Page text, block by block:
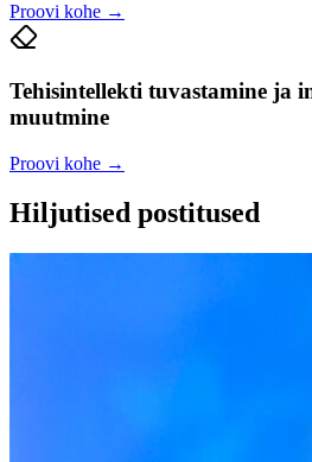
Proovi kohe →
Tehisintellekti tuvastamine ja
muutmine
Proovi kohe →
Hiljutised postitused